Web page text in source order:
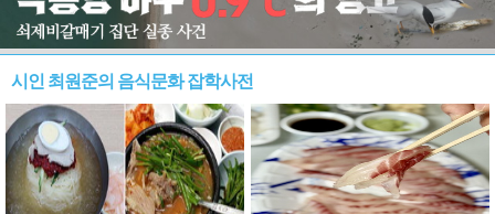
시인 최원준의 음식문화 잡학사전